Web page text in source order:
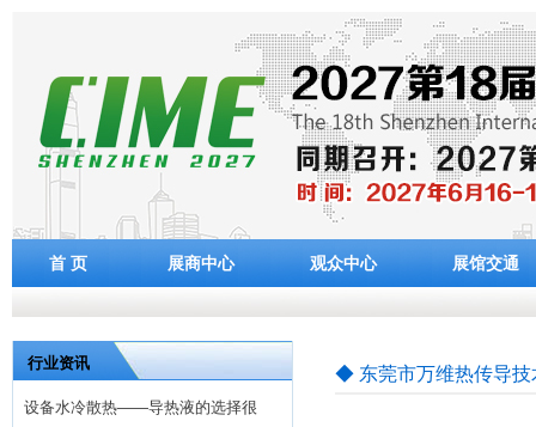
首 页 展商中心 观众中心 展馆交通
行业资讯
设备水冷散热——导热液的选择很
◆ 东莞市万维热传导技